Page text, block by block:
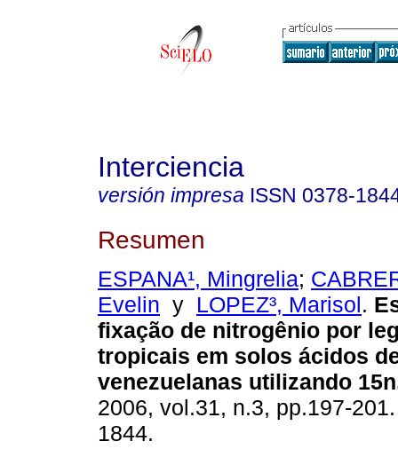
Interciencia
versión impresa ISSN 0378-
Resumen
ESPANA¹, Mingrelia;
Evelin y LOPEZ³, Marisol.
fixação de nitrogênio por
tropicais em solos ácidos
venezuelanas utilizando 15n
2006, vol.31, n.3, pp.197-
1844.